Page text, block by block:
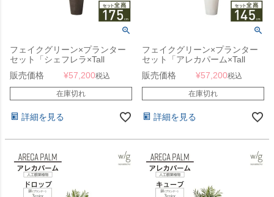
フェイクグリーン×プランター
セット「シェフレラ×Tall
Round w/g」[高さ175cm・人工
樹木・人工観葉植物]
販売価格 ¥57,200税込
在庫切れ
詳細を見る
フェイクグリーン×プランター
セット「アレカパーム×Tall
Round w/g」[高さ145cm・人工
樹木・人工観葉植物]
販売価格 ¥57,200税込
在庫切れ
詳細を見る